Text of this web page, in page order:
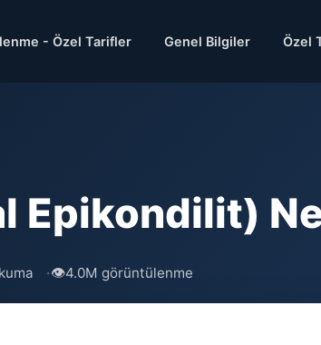
- Özel Tarifler Genel Bilgiler Özel
Epikondilit)
👁4.0M görüntülenme